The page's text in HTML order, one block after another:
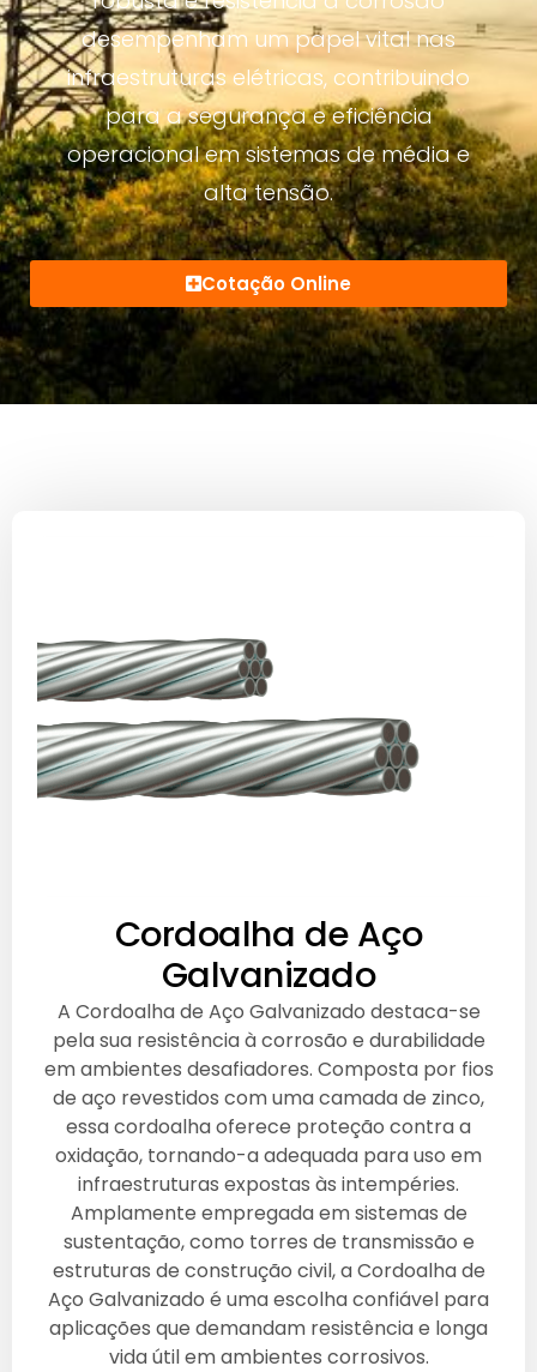
desempenham um papel vital nas
infraestruturas elétricas, contribuindo
para a segurança e eficiência
operacional em sistemas de média e
alta tensão.
Cotação Online
Cordoalha de Aço
Galvanizado
A Cordoalha de Aço Galvanizado destaca-se
pela sua resistência à corrosão e durabilidade
em ambientes desafiadores. Composta por fios
de aço revestidos com uma camada de zinco,
essa cordoalha oferece proteção contra a
oxidação, tornando-a adequada para uso em
infraestruturas expostas às intempéries.
Amplamente empregada em sistemas de
sustentação, como torres de transmissão e
estruturas de construção civil, a Cordoalha de
Aço Galvanizado é uma escolha confiável para
aplicações que demandam resistência e longa
vida útil em ambientes corrosivos.